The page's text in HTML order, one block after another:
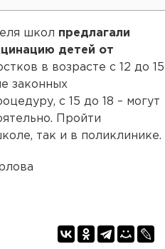
школ предлагали
детей от
в возрасте с 12 до 15
законных
с 15 до 18 – могут
Пройти
так и в поликлинике.